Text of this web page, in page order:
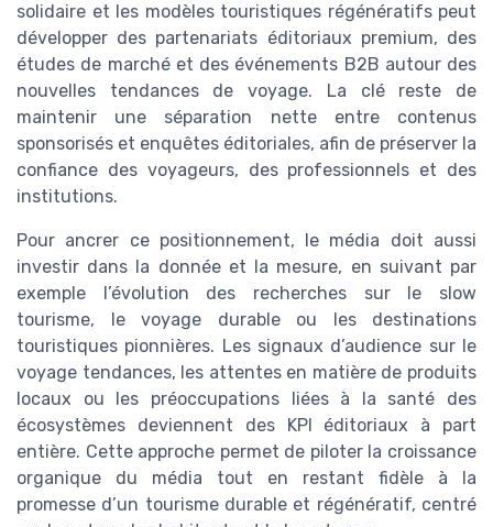
solidaire et les modèles touristiques régénératifs peut
développer des partenariats éditoriaux premium, des
études de marché et des événements B2B autour des
nouvelles tendances de voyage. La clé reste de
maintenir une séparation nette entre contenus
sponsorisés et enquêtes éditoriales, afin de préserver la
confiance des voyageurs, des professionnels et des
institutions.
Pour ancrer ce positionnement, le média doit aussi
investir dans la donnée et la mesure, en suivant par
exemple l’évolution des recherches sur le slow
tourisme, le voyage durable ou les destinations
touristiques pionnières. Les signaux d’audience sur le
voyage tendances, les attentes en matière de produits
locaux ou les préoccupations liées à la santé des
écosystèmes deviennent des KPI éditoriaux à part
entière. Cette approche permet de piloter la croissance
organique du média tout en restant fidèle à la
promesse d’un tourisme durable et régénératif, centré